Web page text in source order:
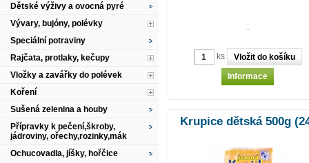
.
ks
Informace
Krupice dětská 500g
Dětské výživy a ovocná pyré
Vývary, bujóny, polévky
Speciální potraviny
Rajčata, protlaky, kečupy
Vložky a zavářky do polévek
Koření
Sušená zelenina a houby
Přípravky k pečení,škroby,
jádroviny, ořechy,rozinky,mák
Ochucovadla, jíšky, hořčice